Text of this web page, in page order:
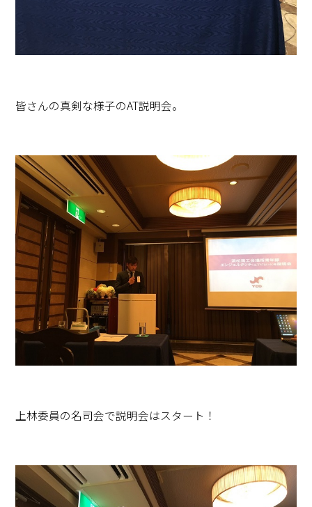
皆さんの真剣な様子のAT説明会。
上林委員の名司会で説明会はスタート！